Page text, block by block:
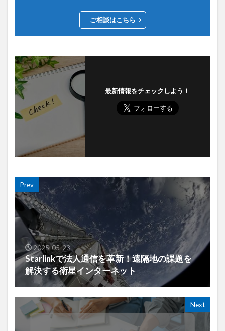
ご相談はこちら
最新情報をチェックしよう！
Prev
2025-05-23
Starlinkで法人通信を革新！遠隔地の課題を
解決する衛星インターネット
Next